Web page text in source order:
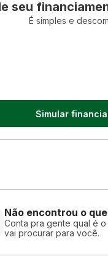
seu
É simples e
Simular
Não encontrou o
Conta pra gente qual é
vai procurar para você.